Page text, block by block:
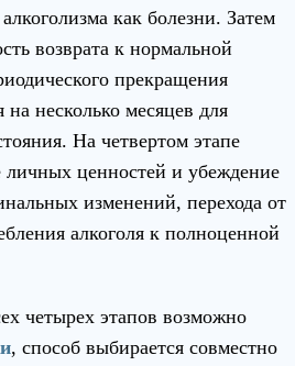
как болезни. Затем
возврата к нормальной
прекращения
на несколько месяцев для
На четвертом этапе
личных ценностей и убеждение
изменений, перехода от
алкоголя к полноценной
четырех этапов возможно
, способ выбирается совместно